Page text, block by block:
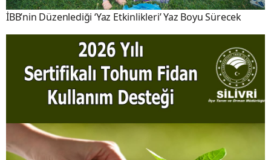
İBB’nin Düzenlediği ‘Yaz Etkinlikleri’ Yaz Boyu Sürecek